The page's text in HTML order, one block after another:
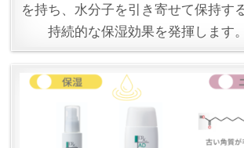
を持ち、水分子を引き寄せて保持す
持続的な保湿効果を発揮します